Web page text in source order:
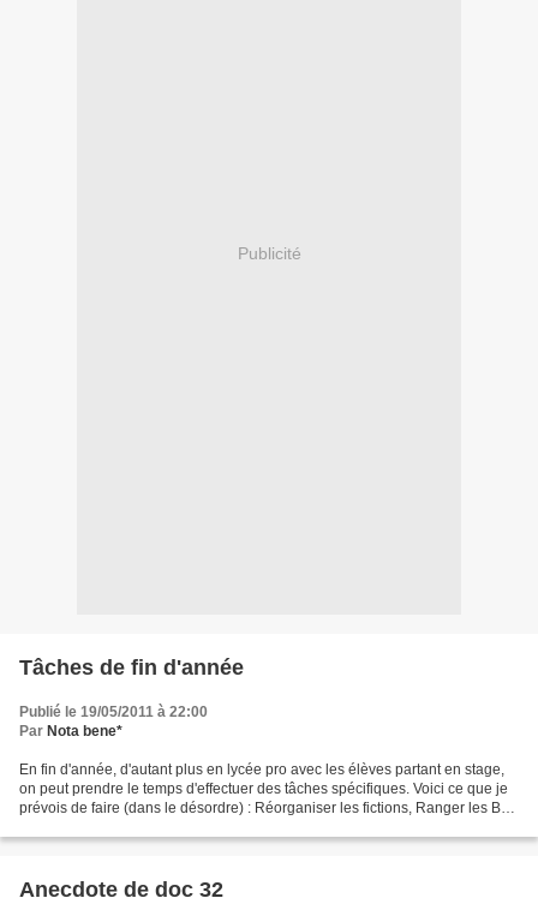
Publicité
Tâches de fin d'année
Publié le 19/05/2011 à 22:00
Par Nota bene*
En fin d'année, d'autant plus en lycée pro avec les élèves partant en stage,
on peut prendre le temps d'effectuer des tâches spécifiques. Voici ce que je
prévois de faire (dans le désordre) : Réorganiser les fictions, Ranger les BD,
Anecdote de doc 32